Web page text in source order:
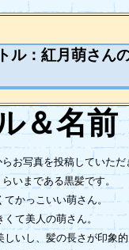
ル：紅月萌さん
＆名前
お写真を投稿していただ
いまである黒髪です。
てかっこいい萌さん。
て美人の萌さん。
いし、髪の長さが印象的